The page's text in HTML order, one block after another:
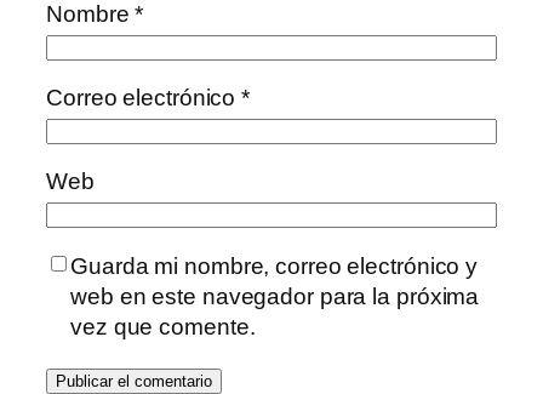
Nombre*
Correo electrónico*
Web
Guarda mi nombre, correo electrónico y
web en este navegador para la próxima
vez que comente.